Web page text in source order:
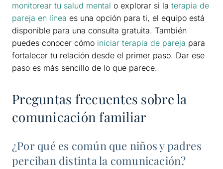
monitorear tu salud mental o explorar si la terapia de
pareja en línea es una opción para ti, el equipo está
disponible para una consulta gratuita. También
puedes conocer cómo iniciar terapia de pareja para
fortalecer tu relación desde el primer paso. Dar ese
paso es más sencillo de lo que parece.
Preguntas frecuentes sobre la
comunicación familiar
¿Por qué es común que niños y padres
perciban distinta la comunicación?